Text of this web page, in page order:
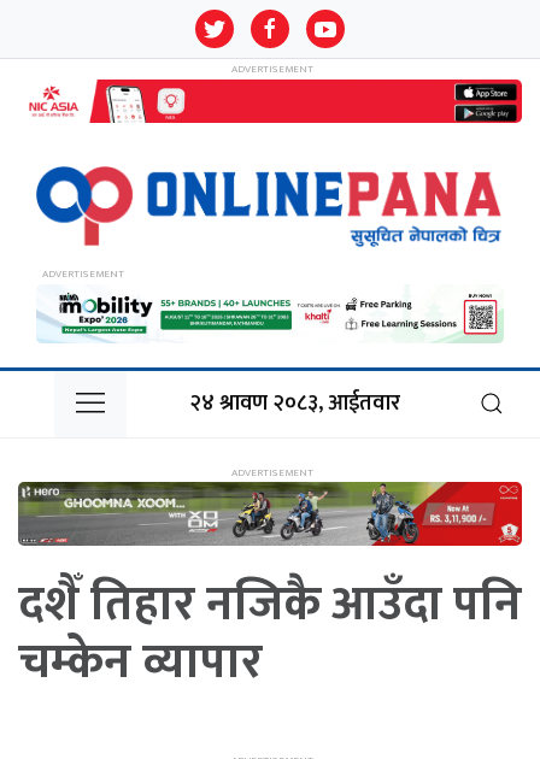
२४ श्रावण २०८३, आईतवार
दशैँ तिहार नजिकै आउँदा पनि
चम्केन व्यापार